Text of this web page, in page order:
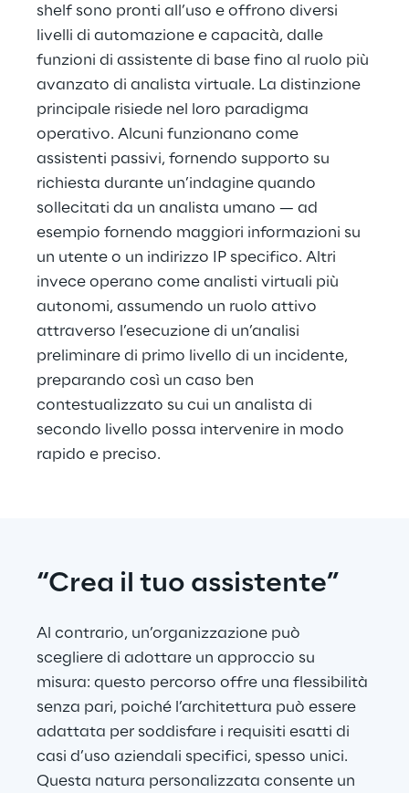
shelf sono pronti all’uso e offrono diversi
livelli di automazione e capacità, dalle
funzioni di assistente di base fino al ruolo più
avanzato di analista virtuale. La distinzione
principale risiede nel loro paradigma
operativo. Alcuni funzionano come
assistenti passivi, fornendo supporto su
richiesta durante un’indagine quando
sollecitati da un analista umano — ad
esempio fornendo maggiori informazioni su
un utente o un indirizzo IP specifico. Altri
invece operano come analisti virtuali più
autonomi, assumendo un ruolo attivo
attraverso l’esecuzione di un’analisi
preliminare di primo livello di un incidente,
preparando così un caso ben
contestualizzato su cui un analista di
secondo livello possa intervenire in modo
rapido e preciso.
“Crea il tuo assistente”
Al contrario, un’organizzazione può
scegliere di adottare un approccio su
misura: questo percorso offre una flessibilità
senza pari, poiché l’architettura può essere
adattata per soddisfare i requisiti esatti di
casi d’uso aziendali specifici, spesso unici.
Questa natura personalizzata consente un